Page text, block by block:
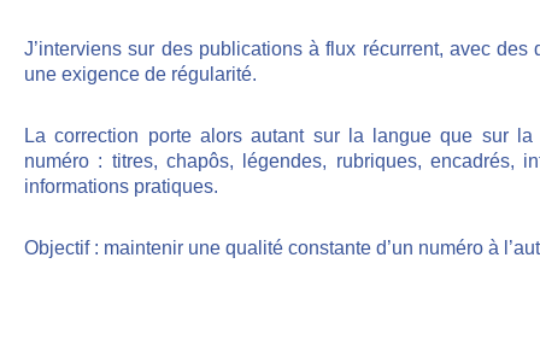
J’interviens sur des publications à flux récurrent, avec des
une exigence de régularité.
La correction porte alors autant sur la langue que sur la
numéro : titres, chapôs, légendes, rubriques, encadrés,
informations pratiques.
Objectif : maintenir une qualité constante d’un numéro à